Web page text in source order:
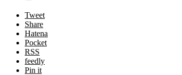
Tweet
Share
Hatena
Pocket
RSS
feedly
Pin it